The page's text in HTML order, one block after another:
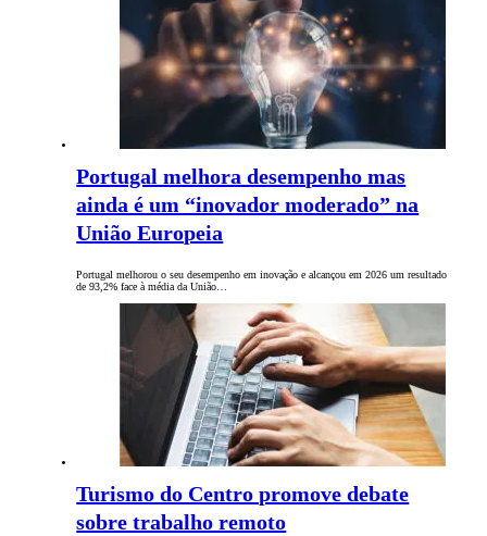
Portugal melhora desempenho mas
ainda é um “inovador moderado” na
União Europeia
Portugal melhorou o seu desempenho em inovação e alcançou em 2026 um resultado
de 93,2% face à média da União…
Turismo do Centro promove debate
sobre trabalho remoto